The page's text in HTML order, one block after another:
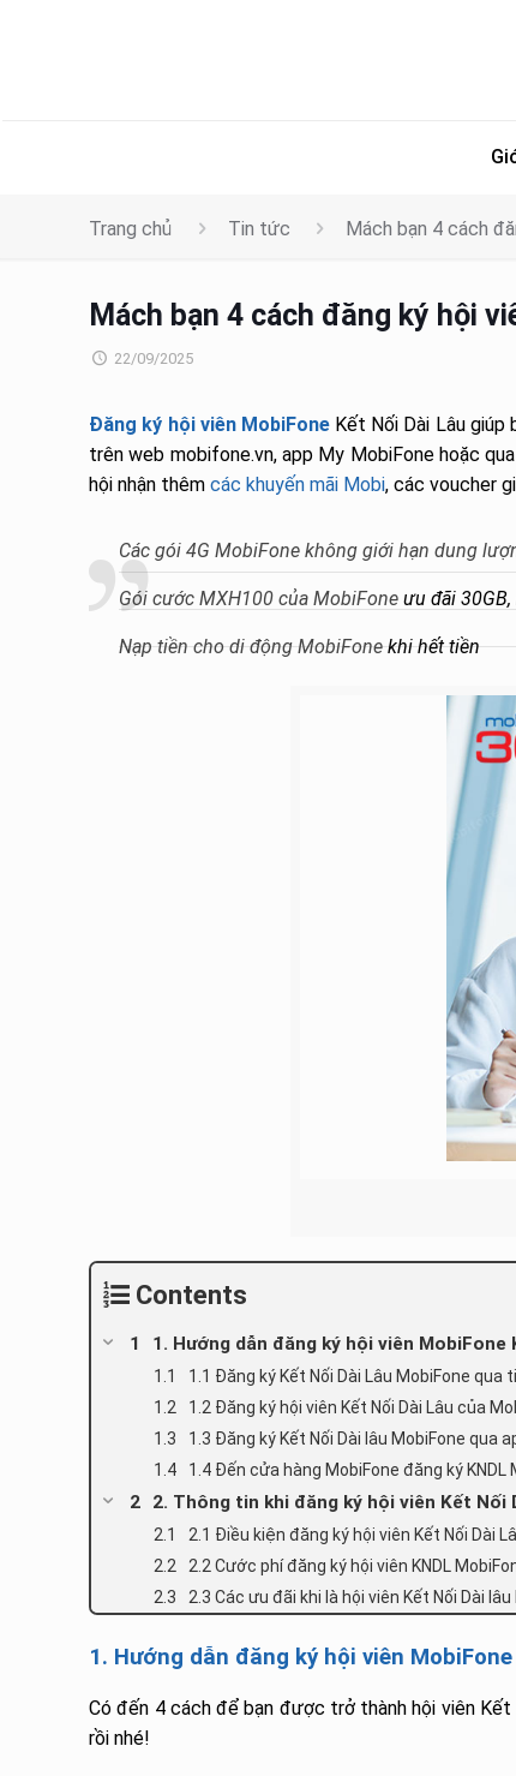
Trang chủ Tin tức Mách bạn 4 cách
Mách bạn 4 cách đăng ký hội
22/09/2025
Đăng ký hội viên MobiFoneKết Nối Dài Lâu giúp
trên web mobifone.vn, app My MobiFone hoặc
hội nhận thêmcác khuyến mãi Mobi, các voucher
Các gói 4G MobiFone không giới hạn dung
Gói cước MXH100 của MobiFone ưu đãi
Nạp tiền cho di động MobiFonekhi hết tiền
Contents
1. Hướng dẫn đăng ký hội viên MobiFone
1.1 Đăng ký Kết Nối Dài Lâu MobiFone qua
1.2 Đăng ký hội viên Kết Nối Dài Lâu của
1.3 Đăng ký Kết Nối Dài lâu MobiFone qua
1.4 Đến cửa hàng MobiFone đăng ký KNDL
2. Thông tin khi đăng ký hội viên Kết Nối
2.1 Điều kiện đăng ký hội viên Kết Nối Dài
2.2 Cước phí đăng ký hội viên KNDL
2.3 Các ưu đãi khi là hội viên Kết Nối Dài lâu
1. Hướng dẫn đăng ký hội viên
Có đến 4 cách để bạn được trở thành hội viên
rồi nhé!